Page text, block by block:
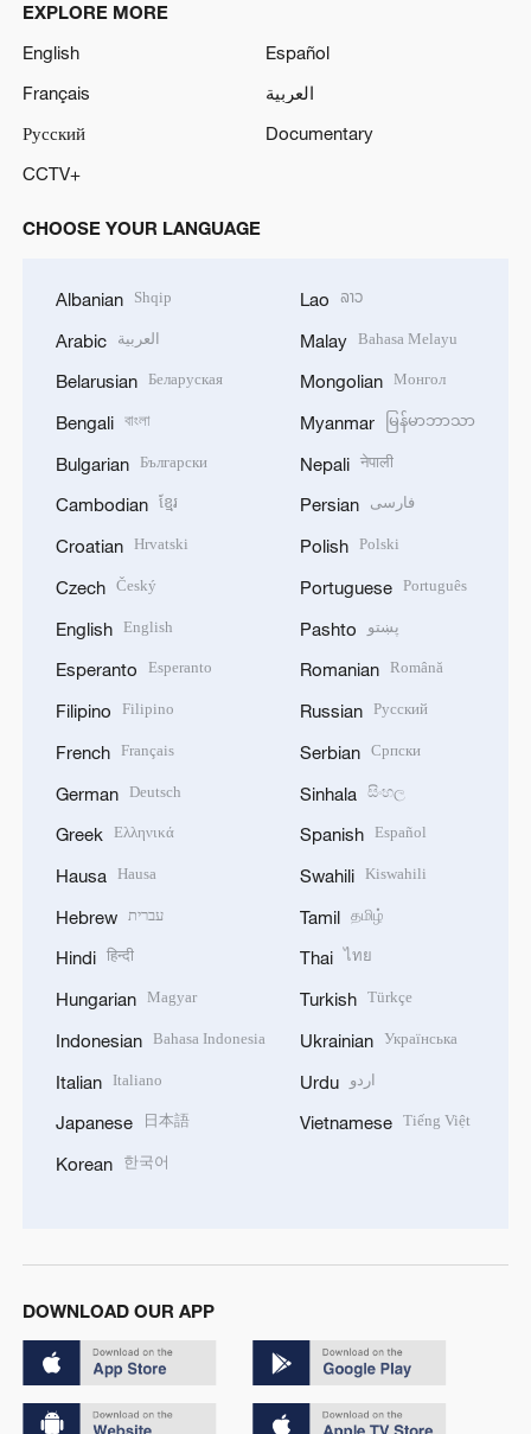
EXPLORE MORE
English
Español
Français
العربية
Русский
Documentary
CCTV+
CHOOSE YOUR LANGUAGE
Albanian Shqip
Arabic العربية
Belarusian Беларуская
Bengali বাংলা
Bulgarian Български
Cambodian ខ្មែរ
Croatian Hrvatski
Czech Český
English English
Esperanto Esperanto
Filipino Filipino
French Français
German Deutsch
Greek Ελληνικά
Hausa Hausa
Hebrew עברית
Hindi हिन्दी
Hungarian Magyar
Indonesian Bahasa Indonesia
Italian Italiano
Japanese 日本語
Korean 한국어
Lao ລາວ
Malay Bahasa Melayu
Mongolian Монгол
Myanmar မြန်မာဘာသာ
Nepali नेपाली
Persian فارسی
Polish Polski
Portuguese Português
Pashto پښتو
Romanian Română
Russian Русский
Serbian Српски
Sinhala සිංහල
Spanish Español
Swahili Kiswahili
Tamil தமிழ்
Thai ไทย
Turkish Türkçe
Ukrainian Українська
Urdu اردو
Vietnamese Tiếng Việt
DOWNLOAD OUR APP